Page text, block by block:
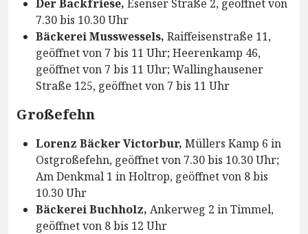
Der Backfriese, Esenser Straße 2, geöffnet von
7.30 bis 10.30 Uhr
Bäckerei Musswessels, Raiffeisenstraße 11,
geöffnet von 7 bis 11 Uhr; Heerenkamp 46,
geöffnet von 7 bis 11 Uhr; Wallinghausener
Straße 125, geöffnet von 7 bis 11 Uhr
Großefehn
Lorenz Bäcker Victorbur, Müllers Kamp 6 in
Ostgroßefehn, geöffnet von 7.30 bis 10.30 Uhr;
Am Denkmal 1 in Holtrop, geöffnet von 8 bis
10.30 Uhr
Bäckerei Buchholz, Ankerweg 2 in Timmel,
geöffnet von 8 bis 12 Uhr